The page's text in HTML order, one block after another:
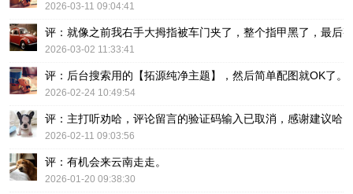
2026-03-11 09:04:41
评：就像之前我右手大拇指被车门夹了，整个指甲黑了，最后
2026-03-02 11:33:41
评：后台搜索用的【拓源纯净主题】，然后简单配图就OK了。
2026-02-24 10:49:54
评：主打听劝哈，评论留言的验证码输入已取消，感谢建议哈！
2026-02-11 09:03:56
评：有机会来云南走走。
2026-01-20 09:38:30